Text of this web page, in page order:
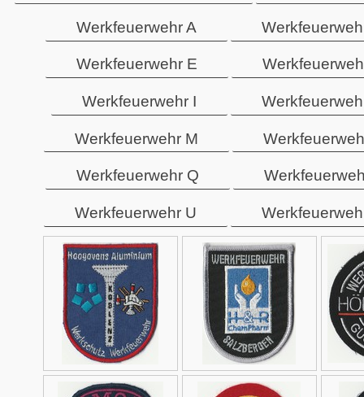
Werkfeuerwehr A
Werkfeuerwehr E
Werkfeuerwehr I
Werkfeuerwehr M
Werkfeuerwehr Q
Werkfeuerwehr U